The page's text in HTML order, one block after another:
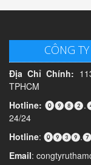
CÔNG
Địa Chỉ Chính:
TPHCM
Hotline:
24/24
Hotline:
Email: